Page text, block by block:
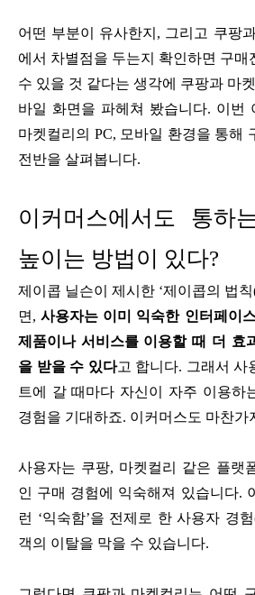
어떤 부분이 유사한지, 그리고 쿠팡
에서 차별점을 두는지 확인하면 구매
수 있을 것 같다는 생각에 쿠팡과 마
바일 화면을 파헤쳐 봤습니다. 이번
마켓컬리의 PC, 모바일 환경을 통해
전반을 살펴봅니다.
이커머스에서도 통하
높이는 방법이 있다?
제이콥 닐슨이 제시한 ‘제이콥의 법칙
면,사용자는 이미 익숙한 인터페이
제품이나 서비스를 이용할 때 더 효
을 받을 수 있다고 합니다. 그래서 사
트에 갈 때마다 자신이 자주 이용하
경험을 기대하죠. 이커머스도 마찬가
사용자는 쿠팡, 마켓컬리 같은 플랫
인 구매 경험에 익숙해져 있습니다.
런 ‘익숙함’을 전제로 한 사용자 경
객의 이탈을 막을 수 있습니다.